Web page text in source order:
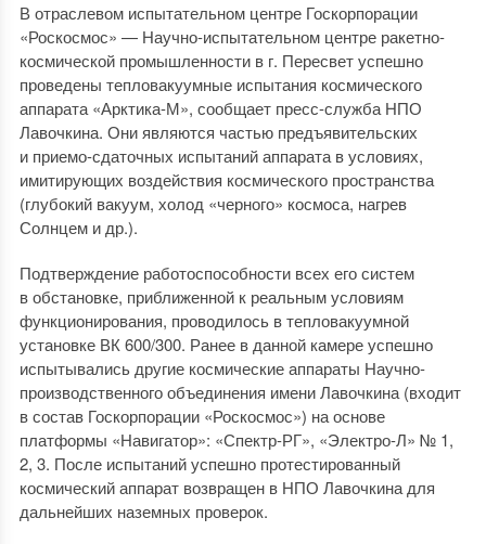
В отраслевом испытательном центре Госкорпорации
«Роскосмос» — Научно-испытательном центре ракетно-
космической промышленности в г. Пересвет успешно
проведены тепловакуумные испытания космического
аппарата «Арктика-М», сообщает пресс-служба НПО
Лавочкина. Они являются частью предъявительских
и приемо-сдаточных испытаний аппарата в условиях,
имитирующих воздействия космического пространства
(глубокий вакуум, холод «черного» космоса, нагрев
Солнцем и др.).
Подтверждение работоспособности всех его систем
в обстановке, приближенной к реальным условиям
функционирования, проводилось в тепловакуумной
установке ВК 600/300. Ранее в данной камере успешно
испытывались другие космические аппараты Научно-
производственного объединения имени Лавочкина (входит
в состав Госкорпорации «Роскосмос») на основе
платформы «Навигатор»: «Спектр-РГ», «Электро-Л» № 1,
2, 3. После испытаний успешно протестированный
космический аппарат возвращен в НПО Лавочкина для
дальнейших наземных проверок.